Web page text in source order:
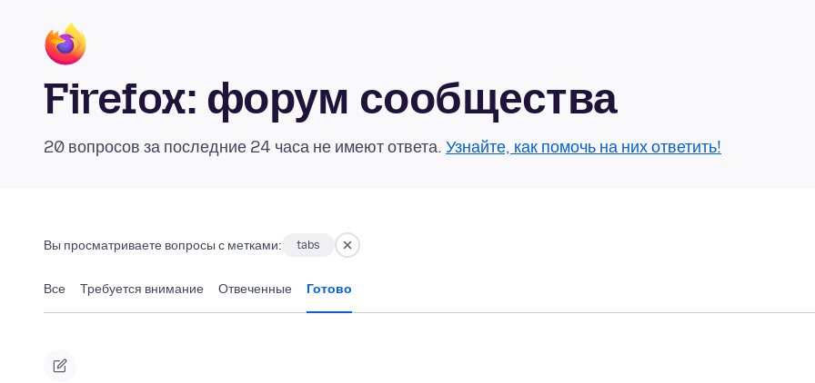
Firefox: форум сообщества
20 вопросов за последние 24 часа не имеют ответа. Узнайте, как помочь на них ответить!
Вы просматриваете вопросы с метками: tabs
Все Требуется внимание Отвеченные Готово